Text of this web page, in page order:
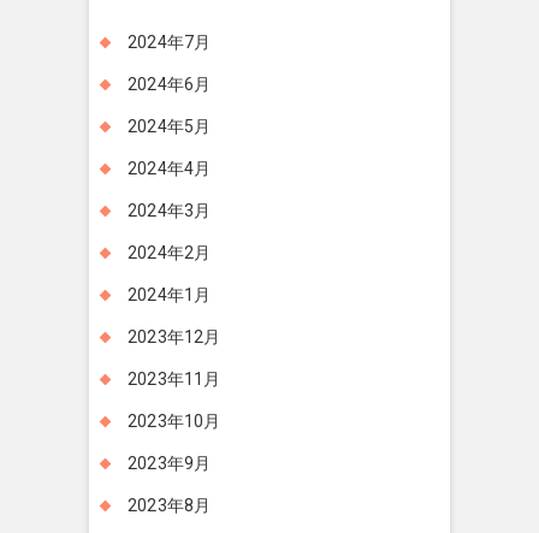
2024年7月
2024年6月
2024年5月
2024年4月
2024年3月
2024年2月
2024年1月
2023年12月
2023年11月
2023年10月
2023年9月
2023年8月